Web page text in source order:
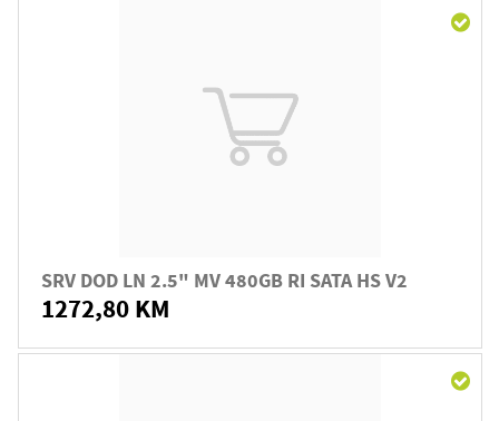
SRV DOD LN 2.5" MV 480GB RI SATA HS V2
1272,80 KM